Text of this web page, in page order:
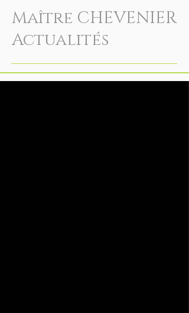
Maître CHEVENIER
Actualités